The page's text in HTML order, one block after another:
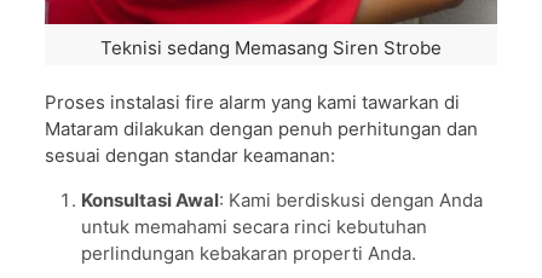
Teknisi sedang Memasang Siren Strobe
Proses instalasi fire alarm yang kami tawarkan di
Mataram dilakukan dengan penuh perhitungan dan
sesuai dengan standar keamanan:
Konsultasi Awal: Kami berdiskusi dengan Anda
untuk memahami secara rinci kebutuhan
perlindungan kebakaran properti Anda.